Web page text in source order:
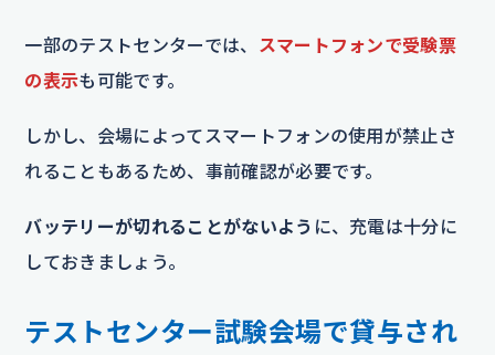
一部のテストセンターでは、 スマートフォンで受験票
の表示も可能です。
しかし、会場によってスマートフォンの使用が禁止さ
れることもあるため、事前確認が必要です。
バッテリーが切れることがないよう に、充電は十分に
しておきましょう。
テストセンター試験会場で貸与され